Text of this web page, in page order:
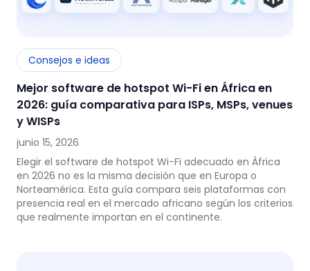
Consejos e ideas
Mejor software de hotspot Wi-Fi en África en
2026: guía comparativa para ISPs, MSPs, venues
y WISPs
junio 15, 2026
Elegir el software de hotspot Wi-Fi adecuado en África
en 2026 no es la misma decisión que en Europa o
Norteamérica. Esta guía compara seis plataformas con
presencia real en el mercado africano según los criterios
que realmente importan en el continente.